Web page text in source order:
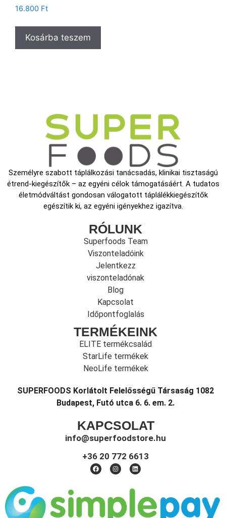
16.800 Ft
Kosárba teszem
Személyre szabott táplálkozási tanácsadás, klinikai tisztaságú
étrend-kiegészítők – az egyéni célok támogatásáért. A tudatos
életmódváltást gondosan válogatott táplálékkiegészítők
egészítik ki, az egyéni igényekhez igazítva.
RÓLUNK
Superfoods Team
Viszonteladóink
Jelentkezz
viszonteladónak
Blog
Kapcsolat
Időpontfoglalás
TERMÉKEINK
ELITE termékcsalád
StarLife termékek
NeoLife termékek
SUPERFOODS Korlátolt Felelősségű Társaság 1082
Budapest, Futó utca 6. 6. em. 2.
KAPCSOLAT
info@superfoodstore.hu
+36 20 772 6613